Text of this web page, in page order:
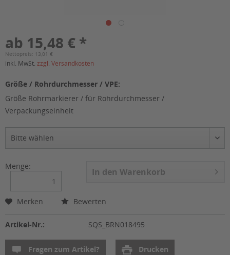
ab 15,48 € *
Nettopreis: 13,01 €
inkl. MwSt. zzgl. Versandkosten
Größe / Rohrdurchmesser / VPE:
Größe Rohrmarkierer / für Rohrdurchmesser /
Verpackungseinheit
Menge:
In den Warenkorb
Merken Bewerten
Artikel-Nr.: SQS_BRN018495
Fragen zum Artikel? Drucken